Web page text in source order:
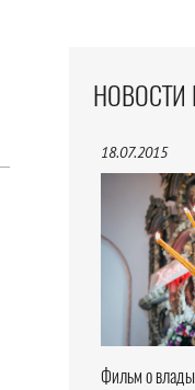
НОВОСТИ
18.07.2015
Фильм о